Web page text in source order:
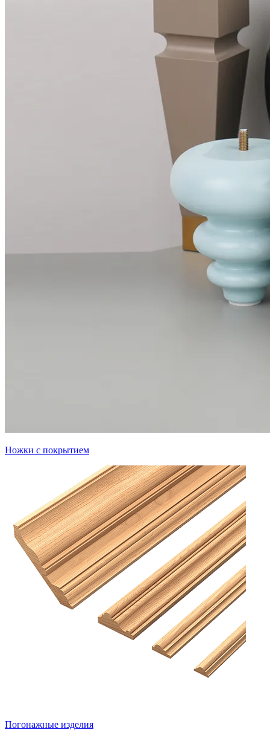
Ножки с покрытием
Погонажные изделия